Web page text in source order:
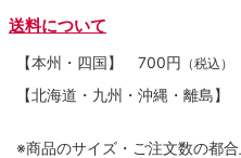
送料について
【本州・四国】 700円 （税込）
【北海道・九州・沖縄・離島】
※商品のサイズ・ご注文数の都